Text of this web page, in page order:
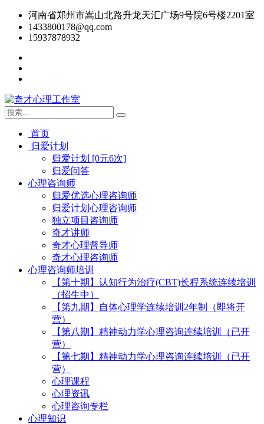
河南省郑州市嵩山北路升龙天汇广场9号院6号楼2201室
1433800178@qq.com
15937878932
首页
归爱计划
归爱计划 [0元6次]
归爱问答
心理咨询师
归爱优选心理咨询师
归爱计划心理咨询师
独立项目咨询师
奇才讲师
奇才心理督导师
奇才心理咨询师
心理咨询师培训
【第十期】认知行为治疗(CBT)长程系统连续培训
（招生中）
【第九期】自体心理学连续培训2年制（即将开
营）
【第八期】精神动力学心理咨询连续培训（已开
营）
【第七期】精神动力学心理咨询连续培训（已开
营）
心理课程
心理资讯
心理咨询专栏
心理知识